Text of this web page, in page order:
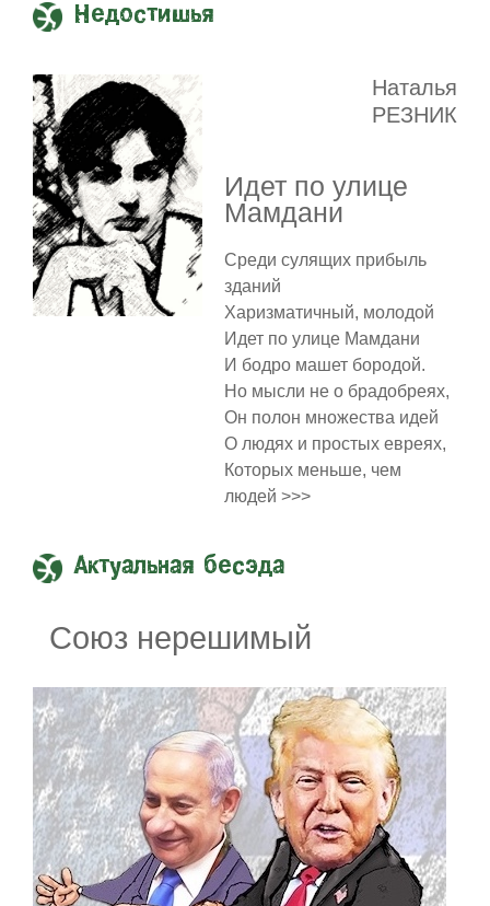
Недостишья
Наталья
РЕЗНИК
Идет по улице
Мамдани
Среди сулящих прибыль
зданий
Харизматичный, молодой
Идет по улице Мамдани
И бодро машет бородой.
Но мысли не о брадобреях,
Он полон множества идей
О людях и простых евреях,
Которых меньше, чем
людей >>>
Актуальная бесэда
Союз нерешимый